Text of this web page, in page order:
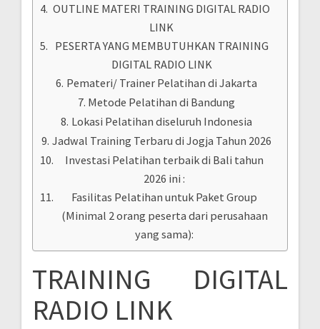
OUTLINE MATERI TRAINING DIGITAL RADIO
LINK
PESERTA YANG MEMBUTUHKAN TRAINING
DIGITAL RADIO LINK
Pemateri/ Trainer Pelatihan di Jakarta
Metode Pelatihan di Bandung
Lokasi Pelatihan diseluruh Indonesia
Jadwal Training Terbaru di Jogja Tahun 2026
Investasi Pelatihan terbaik di Bali tahun
2026 ini :
Fasilitas Pelatihan untuk Paket Group
(Minimal 2 orang peserta dari perusahaan
yang sama):
TRAINING DIGITAL
RADIO LINK